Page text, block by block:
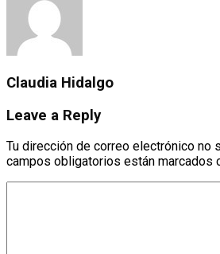
Claudia Hidalgo
Leave a Reply
Tu dirección de correo electrónico no
campos obligatorios están marcados